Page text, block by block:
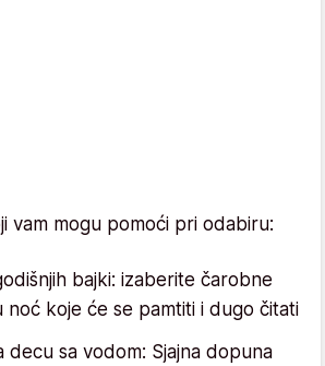
vam mogu pomoći pri odabiru:
bajki: izaberite čarobne
noć koje će se pamtiti i dugo čitati
decu sa vodom: Sjajna dopuna